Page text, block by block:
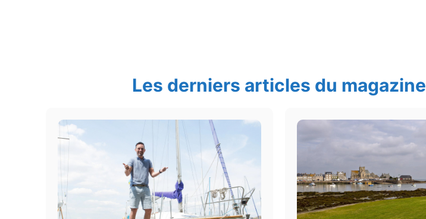
Les derniers articles du magazine